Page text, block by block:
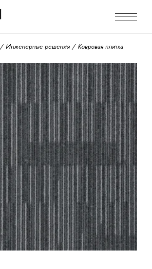
Инженерные решения Ковровая плитка